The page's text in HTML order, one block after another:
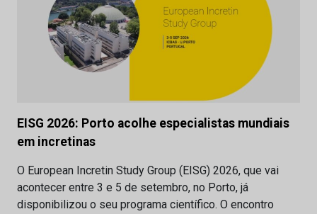
EISG 2026: Porto acolhe especialistas mundiais
em incretinas
O European Incretin Study Group (EISG) 2026, que vai
acontecer entre 3 e 5 de setembro, no Porto, já
disponibilizou o seu programa científico. O encontro